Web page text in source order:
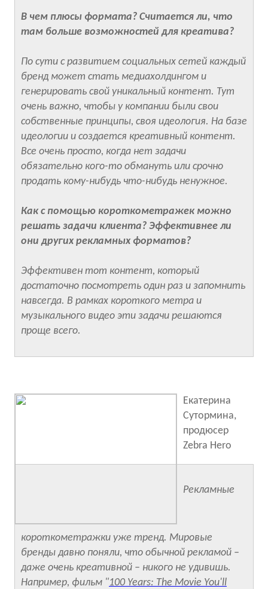
В чем плюсы формата? Считается ли, что
там больше возможностей для креатива?
По сути с развитием социальных сетей каждый
бренд может стать медиахолдингом и
генерировать свой уникальный контент. Тут
очень важно, чтобы у компании были свои
собственные принципы, своя идеология. На базе
идеологии и создается креативный контент.
Все очень просто, когда нет задачи
обязательно кого-то обмануть или срочно
продать кому-нибудь что-нибудь ненужное.
Как с помощью короткометражек можно
решать задачи клиента? Эффективнее ли
они других рекламных форматов?
Эффективен тот контент, который
достаточно посмотреть один раз и запомнить
навсегда. В рамках короткого метра и
музыкального видео эти задачи решаются
проще всего.
Екатерина
Сутормина,
продюсер
Zebra Hero
Рекламные
короткометражки уже тренд. Мировые
бренды давно поняли, что обычной рекламой –
даже очень креативной – никого не удивишь.
Например, фильм "100 Years: The Movie You'll